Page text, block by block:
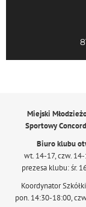
Miejski
Sportowy
Biuro klubu
wt. 14-17, czw.
prezesa klubu: śr.
Koordynator
pon. 14:30-18:00,